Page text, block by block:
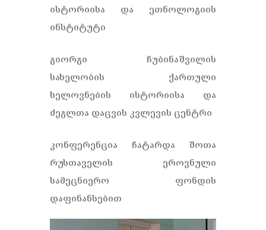
ისტორიისა და ეთნოლოგიის
ინსტიტუტი
გიორგი ჩუბინაშვილის
სახელობის ქართული
ხელოვნების ისტორიისა და
ძეგლთა დაცვის კვლევის ცენტრი
კონფერენცია ჩატარდა შოთა
რუსთაველის ეროვნული
სამეცნიერო ფონდის
დაფინანსებით